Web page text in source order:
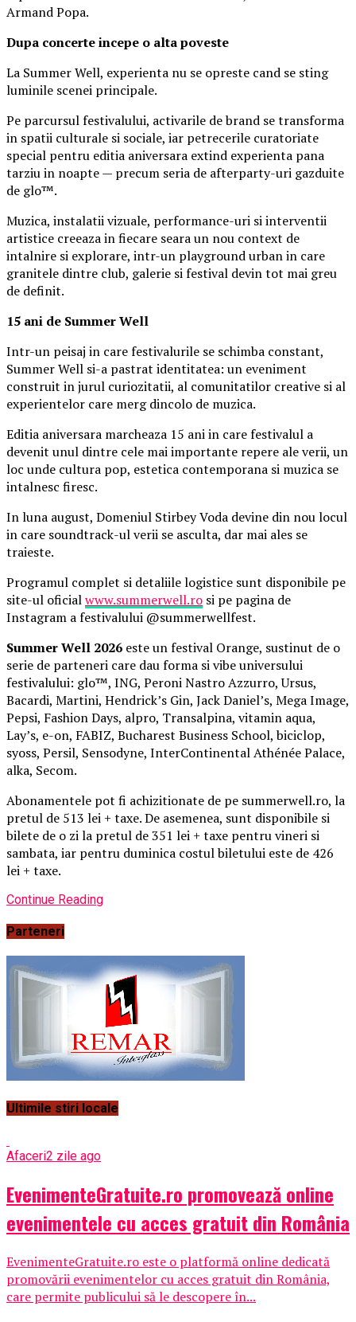
Armand Popa.
Dupa concerte incepe o alta poveste
La Summer Well, experienta nu se opreste cand se sting
luminile scenei principale.
Pe parcursul festivalului, activarile de brand se transforma
in spatii culturale si sociale, iar petrecerile curatoriate
special pentru editia aniversara extind experienta pana
tarziu in noapte — precum seria de afterparty-uri gazduite
de glo™.
Muzica, instalatii vizuale, performance-uri si interventii
artistice creeaza in fiecare seara un nou context de
intalnire si explorare, intr-un playground urban in care
granitele dintre club, galerie si festival devin tot mai greu
de definit.
15 ani de Summer Well
Intr-un peisaj in care festivalurile se schimba constant,
Summer Well si-a pastrat identitatea: un eveniment
construit in jurul curiozitatii, al comunitatilor creative si al
experientelor care merg dincolo de muzica.
Editia aniversara marcheaza 15 ani in care festivalul a
devenit unul dintre cele mai importante repere ale verii, un
loc unde cultura pop, estetica contemporana si muzica se
intalnesc firesc.
In luna august, Domeniul Stirbey Voda devine din nou locul
in care soundtrack-ul verii se asculta, dar mai ales se
traieste.
Programul complet si detaliile logistice sunt disponibile pe
site-ul oficialwww.summerwell.ro si pe pagina de
Instagram a festivalului @summerwellfest.
Summer Well 2026 este un festival Orange, sustinut de o
serie de parteneri care dau forma si vibe universului
festivalului: glo™, ING, Peroni Nastro Azzurro, Ursus,
Bacardi, Martini, Hendrick’s Gin, Jack Daniel’s, Mega Image,
Pepsi, Fashion Days, alpro, Transalpina, vitamin aqua,
Lay’s, e-on, FABIZ, Bucharest Business School, biciclop,
syoss, Persil, Sensodyne, InterContinental Athénée Palace,
alka, Secom.
Abonamentele pot fi achizitionate de pe summerwell.ro, la
pretul de 513 lei + taxe. De asemenea, sunt disponibile si
bilete de o zi la pretul de 351 lei + taxe pentru vineri si
sambata, iar pentru duminica costul biletului este de 426
lei + taxe.
Continue Reading
Parteneri
Ultimile stiri locale
Afaceri2 zile ago
EvenimenteGratuite.ro promovează online
evenimentele cu acces gratuit din România
EvenimenteGratuite.ro este o platformă online dedicată
promovării evenimentelor cu acces gratuit din România,
care permite publicului să le descopere în...